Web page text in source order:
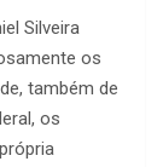
Silveira
os
também de
os